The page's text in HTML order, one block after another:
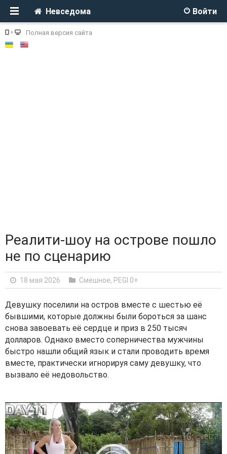
Войти
Невседома
Полная версия сайта
Реалити-шоу на острове пошло
не по сценарию
18 мая 2026 Смешное, PEGI 0+
Девушку поселили на остров вместе с шестью её
бывшими, которые должны были бороться за шанс
снова завоевать её сердце и приз в 250 тысяч
долларов. Однако вместо соперничества мужчины
быстро нашли общий язык и стали проводить время
вместе, практически игнорируя саму девушку, что
вызвало её недовольство.
V
i
d
e